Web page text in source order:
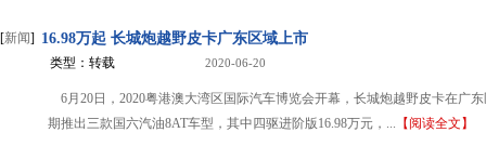
[新闻] 16.98万起 长城炮越野皮卡广东区域上市
类型：转载 2020-06-20
6月20日，2020粤港澳大湾区国际汽车博览会开幕，长城炮越野皮卡在广
期推出三款国六汽油8AT车型，其中四驱进阶版16.98万元，... 【阅读全文】